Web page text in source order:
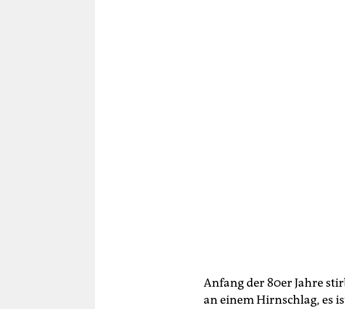
Anfang der 80er Jahre
an einem Hirnschlag, es